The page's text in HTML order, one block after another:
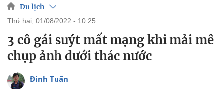
Du lịch
thứ hai, 01/08/2022 - 10:25
3 cô gái suýt mất mạng khi mải mê
chụp ảnh dưới thác nước
Đinh Tuấn